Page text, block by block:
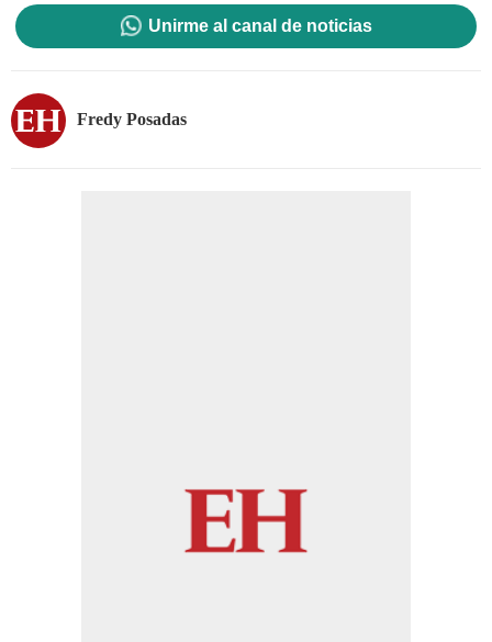
Unirme al canal de noticias
Fredy Posadas